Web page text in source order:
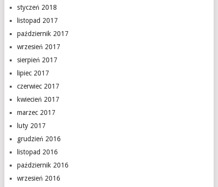
styczeń 2018
listopad 2017
październik 2017
wrzesień 2017
sierpień 2017
lipiec 2017
czerwiec 2017
kwiecień 2017
marzec 2017
luty 2017
grudzień 2016
listopad 2016
październik 2016
wrzesień 2016